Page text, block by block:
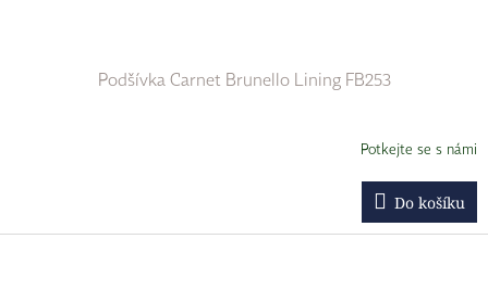
Podšívka Carnet Brunello Lining FB253
Potkejte se s námi
Do košíku